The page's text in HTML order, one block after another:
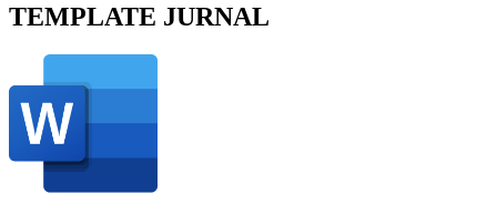
TEMPLATE JURNAL